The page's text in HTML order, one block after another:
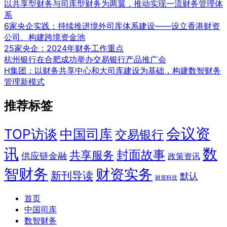
以共享型财务与司库型财务为两翼，推动实现一流财务管理体
系
6家央企实践：持续推进境外司库体系建设——设立香港财资
公司、构建跨境资金池
25家央企：2024年财务工作重点
杭州银行在合肥成功举办交易银行产品推广会
H集团：以财务共享中心和大司库建设为基础，构建数智财务
管理新模式
推荐标签
TOP访谈 中国司库 交易银行会议资
讯 供应链金融 共享服务 封面故事 政策资讯 数
智财务 新刊导读 财资实务 财资科技 默认
首页
中国司库
数智财务